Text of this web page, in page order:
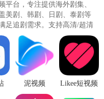
平台，专注提供海外剧集、
美剧、韩剧、日剧、泰剧等
足追剧需求。支持高清/超清
言字幕与智能投屏，带来沉
化推荐精准匹配喜好，无需
正版合规，内容经过严格审
者的便捷选择。..
泥视频
2.0.0.18手机
Likee短视频